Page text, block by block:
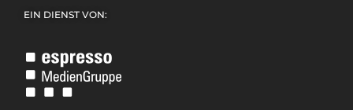
EIN DIENST VON: